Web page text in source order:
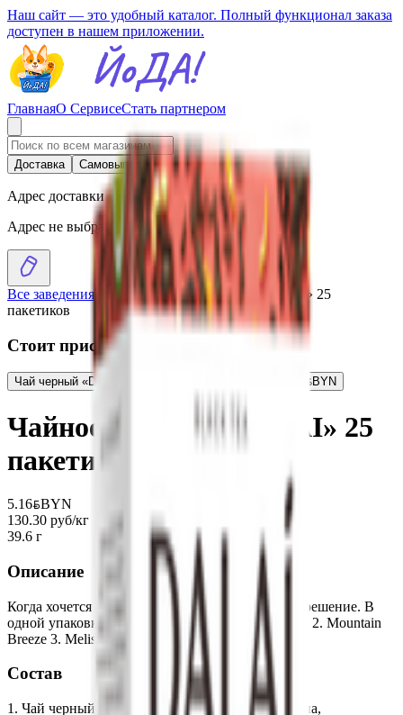
Наш сайт — это удобный каталог. Полный функционал заказа
доступен в нашем приложении.
ГлавнаяО СервисеСтать партнером
Доставка Самовывоз
Адрес доставки
Адрес не выбран
Все заведения› Каталог ›Чайное ассорти «DALAI» 25
пакетиков
Стоит присмотреться
Чай черный «DALAI» Rich Bergamot 25 пакетиков BYNBYN
Чайное ассорти «DALAI» 25
пакетиков
5.16BYNBYN
130.30 руб/кг
39.6 г
Описание
Когда хочется все и сразу, ассорти — идеальное решение. В
одной упаковке 4 разных вкуса: 1. Rich Bergamot 2. Mountain
Breeze 3. Melissa Lemon 4. Strawberry Fresh
Состав
1. Чай черный байховый мелкий, цедра апельсина,